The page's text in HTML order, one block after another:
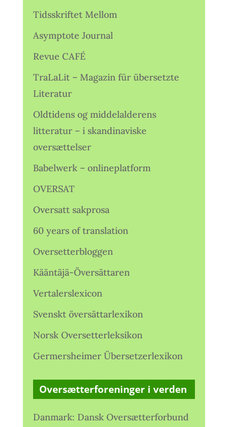
Tidsskriftet Mellom
Asymptote Journal
Revue CAFÉ
TraLaLit – Magazin für übersetzte
Literatur
Oldtidens og middelalderens
litteratur – i skandinaviske
oversættelser
Babelwerk – onlineplatform
OVERSAT
Oversatt sakprosa
60 years of translation
Oversetterbloggen
Kääntäjä-Översättaren
Vertalerslexicon
Svenskt översättarlexikon
Norsk Oversetterleksikon
Germersheimer Übersetzerlexikon
Oversætterforeninger i verden
Danmark: Dansk Oversætterforbund